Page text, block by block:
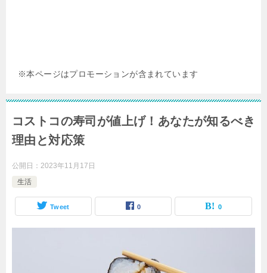
※本ページはプロモーションが含まれています
コストコの寿司が値上げ！あなたが知るべき
理由と対応策
公開日： 2023年11月17日
生活
Tweet 0 0